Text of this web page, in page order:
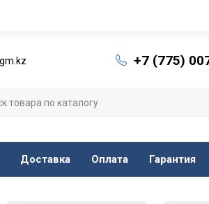
+7 (775)
Доставка Оплата Гарантия